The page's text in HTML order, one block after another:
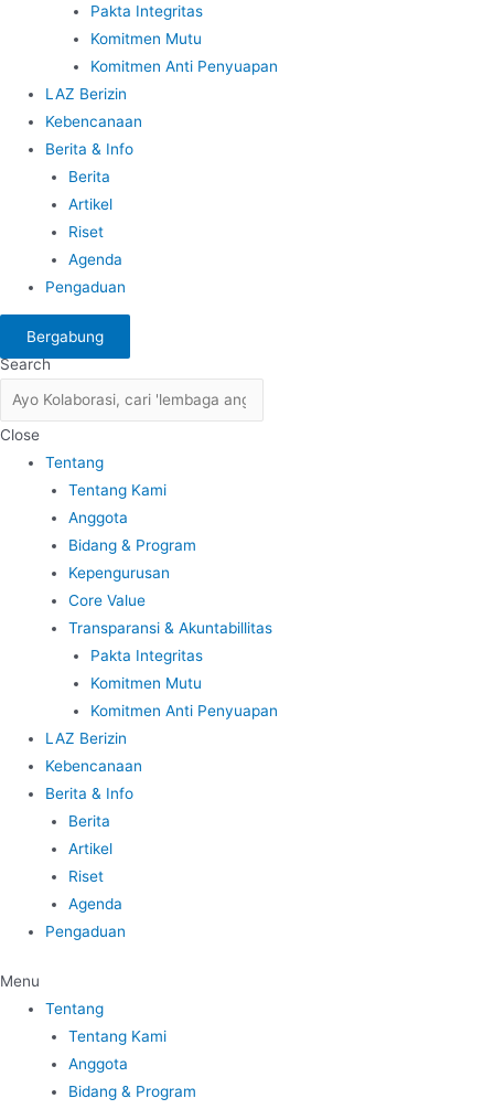
Pakta Integritas
Komitmen Mutu
Komitmen Anti Penyuapan
LAZ Berizin
Kebencanaan
Berita & Info
Berita
Artikel
Riset
Agenda
Pengaduan
Bergabung
Search
Close
Tentang
Tentang Kami
Anggota
Bidang & Program
Kepengurusan
Core Value
Transparansi & Akuntabillitas
Pakta Integritas
Komitmen Mutu
Komitmen Anti Penyuapan
LAZ Berizin
Kebencanaan
Berita & Info
Berita
Artikel
Riset
Agenda
Pengaduan
Menu
Tentang
Tentang Kami
Anggota
Bidang & Program